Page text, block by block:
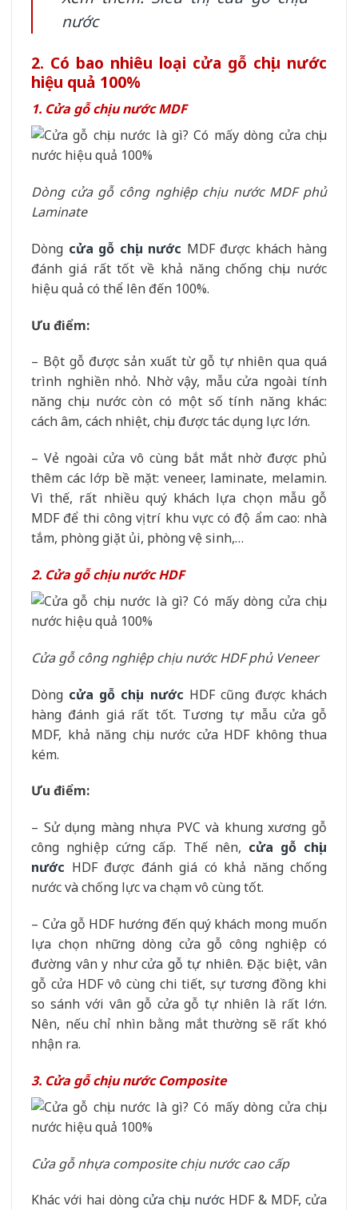
nước
2. Có bao nhiêu loại cửa gỗ chịu nước
hiệu quả 100%
1. Cửa gỗ chịu nước MDF
Dòng cửa gỗ công nghiệp chịu nước MDF phủ
Laminate
Dòng cửa gỗ chịu nước MDF được khách hàng
đánh giá rất tốt về khả năng chống chịu nước
hiệu quả có thể lên đến 100%.
Ưu điểm:
– Bột gỗ được sản xuất từ gỗ tự nhiên qua quá
trình nghiền nhỏ. Nhờ vậy, mẫu cửa ngoài tính
năng chịu nước còn có một số tính năng khác:
cách âm, cách nhiệt, chịu được tác dụng lực lớn.
– Vẻ ngoài cửa vô cùng bắt mắt nhờ được phủ
thêm các lớp bề mặt: veneer, laminate, melamin.
Vì thế, rất nhiều quý khách lựa chọn mẫu gỗ
MDF để thi công vị trí khu vực có độ ẩm cao: nhà
tắm, phòng giặt ủi, phòng vệ sinh,…
2. Cửa gỗ chịu nước HDF
Cửa gỗ công nghiệp chịu nước HDF phủ Veneer
Dòng cửa gỗ chịu nước HDF cũng được khách
hàng đánh giá rất tốt. Tương tự mẫu cửa gỗ
MDF, khả năng chịu nước cửa HDF không thua
kém.
Ưu điểm:
– Sử dụng màng nhựa PVC và khung xương gỗ
công nghiệp cứng cấp. Thế nên, cửa gỗ chịu
nước HDF được đánh giá có khả năng chống
nước và chống lực va chạm vô cùng tốt.
– Cửa gỗ HDF hướng đến quý khách mong muốn
lựa chọn những dòng cửa gỗ công nghiệp có
đường vân y nhưcửa gỗ tự nhiên. Đặc biệt, vân
gỗ cửa HDF vô cùng chi tiết, sự tương đồng khi
so sánh với vân gỗ cửa gỗ tự nhiên là rất lớn.
Nên, nếu chỉ nhìn bằng mắt thường sẽ rất khó
nhận ra.
3. Cửa gỗ chịu nước Composite
Cửa gỗ nhựa composite chịu nước cao cấp
Khác với hai dòng cửa chịu nước HDF & MDF, cửa